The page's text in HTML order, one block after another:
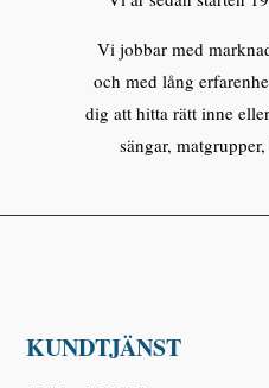
Vi jobbar med
och med lång
dig att hitta rätt inne
sängar,
KUNDTJÄNST